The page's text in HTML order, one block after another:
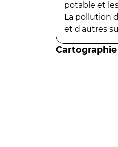
potable et
La pollution
et d'autres